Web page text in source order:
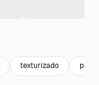
texturizado